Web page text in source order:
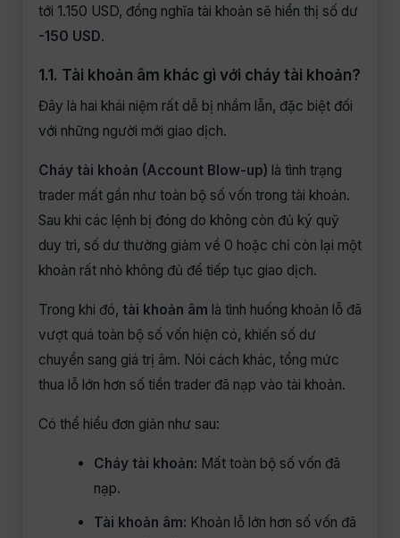
tới 1.150 USD, đồng nghĩa tài khoản sẽ hiển thị số dư
-150 USD.
1.1. Tài khoản âm khác gì với cháy tài khoản?
Đây là hai khái niệm rất dễ bị nhầm lẫn, đặc biệt đối
với những người mới giao dịch.
Cháy tài khoản (Account Blow-up) là tình trạng
trader mất gần như toàn bộ số vốn trong tài khoản.
Sau khi các lệnh bị đóng do không còn đủ ký quỹ
duy trì, số dư thường giảm về 0 hoặc chỉ còn lại một
khoản rất nhỏ không đủ để tiếp tục giao dịch.
Trong khi đó, tài khoản âm là tình huống khoản lỗ đã
vượt quá toàn bộ số vốn hiện có, khiến số dư
chuyển sang giá trị âm. Nói cách khác, tổng mức
thua lỗ lớn hơn số tiền trader đã nạp vào tài khoản.
Có thể hiểu đơn giản như sau:
Cháy tài khoản: Mất toàn bộ số vốn đã
nạp.
Tài khoản âm: Khoản lỗ lớn hơn số vốn đã